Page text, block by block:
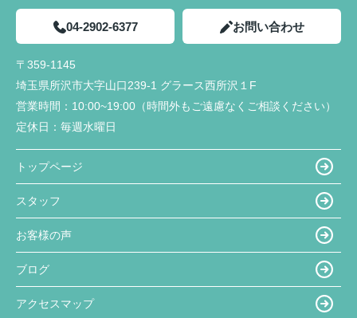
04-2902-6377 お問い合わせ
〒359-1145
埼玉県所沢市大字山口239-1 グラース西所沢１F
営業時間： 10:00~19:00（時間外もご遠慮なくご相談ください）
定休日： 毎週水曜日
トップページ
スタッフ
お客様の声
ブログ
アクセスマップ